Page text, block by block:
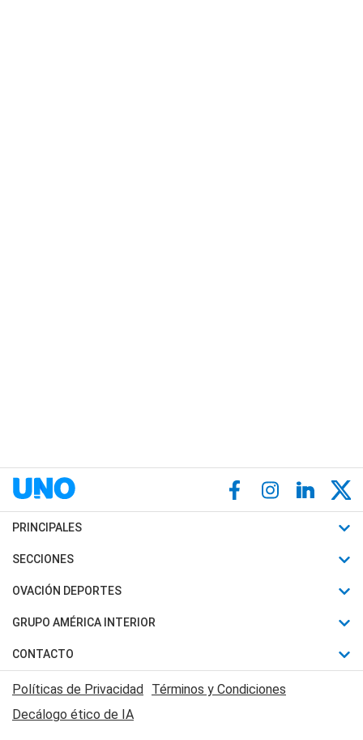
PRINCIPALES
Últimas Noticias
Política
Judiciales
Economia
SECCIONES
Horóscopo
Motores
Trucos caseros
Series y Películas
Edictos y Solicitadas
OVACIÓN DEPORTES
Fútbol
Mundial
Automovilismo
Rugby
GRUPO AMÉRICA INTERIOR
Canal 7 en Vivo
CONTACTO
Acerca de Nosotros
Contactanos
Políticas de Privacidad Términos y Condiciones
Decálogo ético de IA